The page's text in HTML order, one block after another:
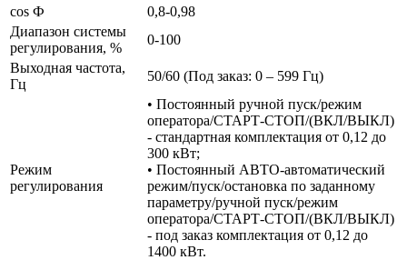
cos Ф
0,8-0,98
Диапазон системы
регулирования, %
0-100
Выходная частота,
Гц
50/60 (Под заказ: 0 – 599 Гц)
Режим
регулирования
• Постоянный ручной пуск/режим
оператора/СТАРТ-СТОП/(ВКЛ/ВЫКЛ)
- стандартная комплектация от 0,12 до
300 кВт;
• Постоянный АВТО-автоматический
режим/пуск/остановка по заданному
параметру/ручной пуск/режим
оператора/СТАРТ-СТОП/(ВКЛ/ВЫКЛ)
- под заказ комплектация от 0,12 до
1400 кВт.